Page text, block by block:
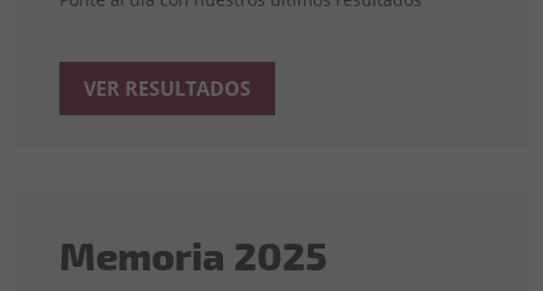
VER RESULTADOS
Memoria 2025